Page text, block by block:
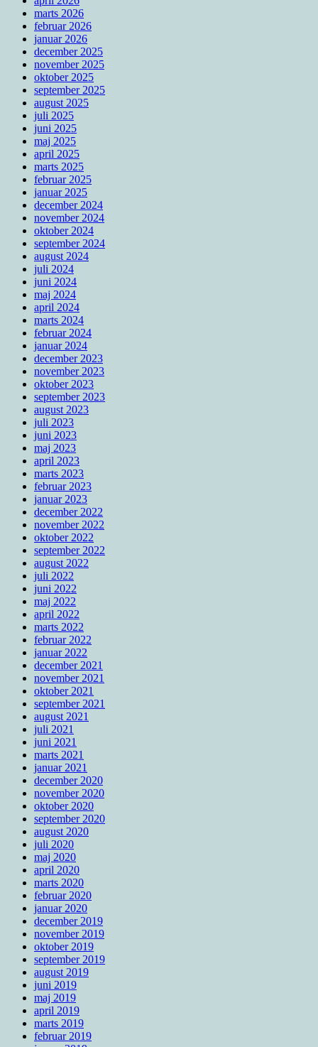
marts 2026
februar 2026
januar 2026
december 2025
november 2025
oktober 2025
september 2025
august 2025
juli 2025
juni 2025
maj 2025
april 2025
marts 2025
februar 2025
januar 2025
december 2024
november 2024
oktober 2024
september 2024
august 2024
juli 2024
juni 2024
maj 2024
april 2024
marts 2024
februar 2024
januar 2024
december 2023
november 2023
oktober 2023
september 2023
august 2023
juli 2023
juni 2023
maj 2023
april 2023
marts 2023
februar 2023
januar 2023
december 2022
november 2022
oktober 2022
september 2022
august 2022
juli 2022
juni 2022
maj 2022
april 2022
marts 2022
februar 2022
januar 2022
december 2021
november 2021
oktober 2021
september 2021
august 2021
juli 2021
juni 2021
marts 2021
januar 2021
december 2020
november 2020
oktober 2020
september 2020
august 2020
juli 2020
maj 2020
april 2020
marts 2020
februar 2020
januar 2020
december 2019
november 2019
oktober 2019
september 2019
august 2019
juni 2019
maj 2019
april 2019
marts 2019
februar 2019